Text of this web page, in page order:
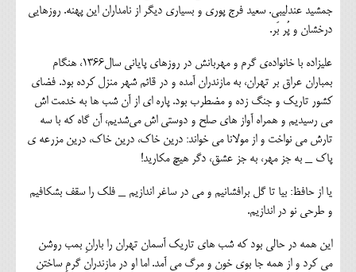
جمشید عندلیبی. سعید فرج پوری و بسیاری دیگر از نامداران این پهنه. روزهایی
درخشان و پُر بَر.
علیزاده با خانواده‌ی گرم و مهربانش در روزهای پایانی سال۱۳۶۶، هنگام
بمباران عراق بر تهران، به مازندران آمده و در قائم شهر منزل کرده بود. فضای
کشور تاریک و جنگ زده و مضطرب بود. پاره ای از آن شب ها به خدمت اش
می رسیدیم و همراه آواز های صلح و دوستی اش می‌شدیم، آن گاه که با سه
تارش می نواخت و از مولانا می خواند: درین خاک، درین خاک، درین مزرعه ی
پاک _ به جز مهر، به جز عشق، دگر هیچ مکارید!
یا از حافظ: بیا تا گل برافشانیم و می در ساغر اندازیم _ فلک را سقف بشکافیم
و طرحی نو در اندازیم.
این همه در حالی بود که شب های تاریک آسمان تهران را بارانِ بمب روشن
می کرد و از همه جا بوی خون و مرگ می آمد. اما او در مازندران گرمِ ساختن